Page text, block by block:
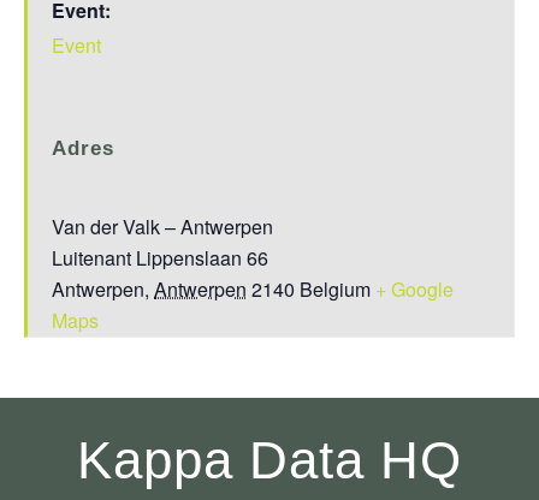
Event:
Event
Adres
Van der Valk – Antwerpen
Luitenant Lippenslaan 66
Antwerpen, Antwerpen 2140 Belgium + Google
Maps
Kappa Data HQ